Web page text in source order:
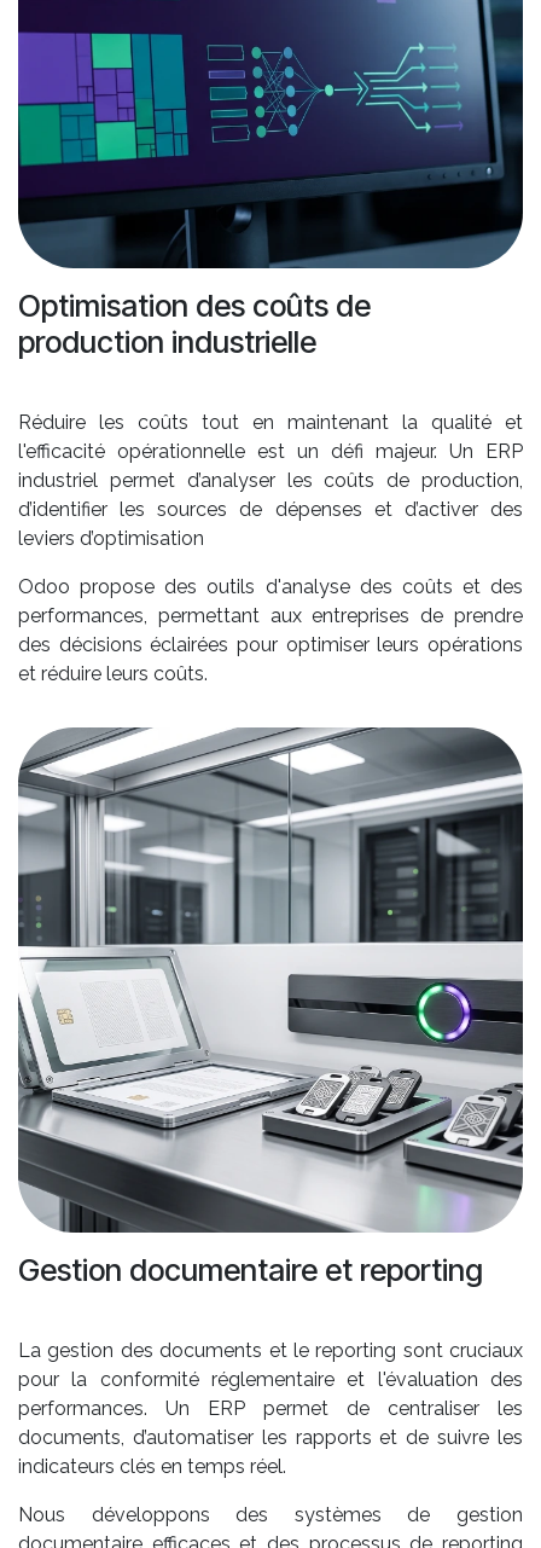
Optimisation des coûts de
production industrielle
La gestion des documents et le reporting sont cruciaux
pour la conformité réglementaire et l'évaluation des
performances. Un ERP permet de centraliser les
documents, d’automatiser les rapports et de suivre les
indicateurs clés en temps réel.
Nous développons des systèmes de gestion
documentaire efficaces et des processus de reporting
Gestion documentaire et reporting
Réduire les coûts tout en maintenant la qualité et
l'efficacité opérationnelle est un défi majeur. Un ERP
industriel permet d’analyser les coûts de production,
d’identifier les sources de dépenses et d’activer des
leviers d’optimisation
Odoo propose des outils d'analyse des coûts et des
performances, permettant aux entreprises de prendre
des décisions éclairées pour optimiser leurs opérations
et réduire leurs coûts.